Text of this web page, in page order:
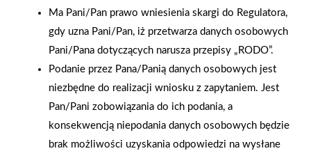
2025-12-31
Otwarcie sklepu PSB
Ma Pani/Pan prawo wniesienia skargi do Regulatora,
gdy uzna Pani/Pan, iż przetwarza danych osobowych
Pani/Pana dotyczących narusza przepisy „RODO”.
Podanie przez Pana/Panią danych osobowych jest
niezbędne do realizacji wniosku z zapytaniem. Jest
Pan/Pani zobowiązania do ich podania, a
konsekwencją niepodania danych osobowych będzie
brak możliwości uzyskania odpowiedzi na wysłane